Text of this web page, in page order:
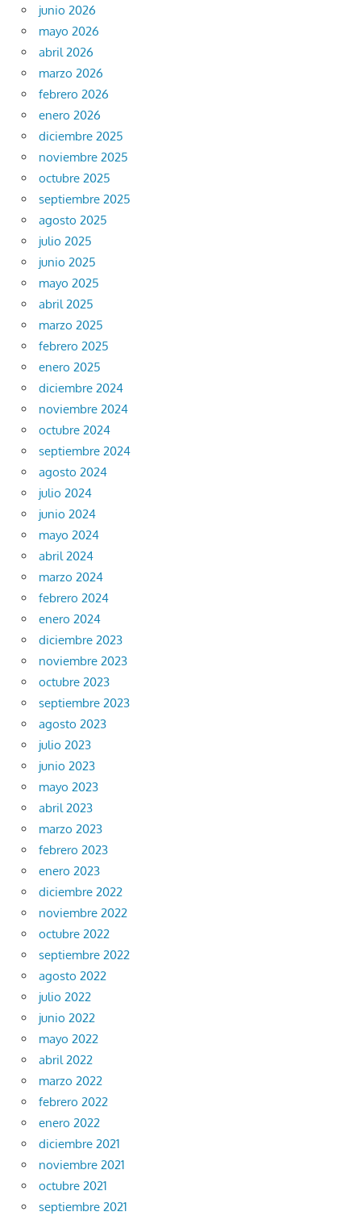
junio 2026
mayo 2026
abril 2026
marzo 2026
febrero 2026
enero 2026
diciembre 2025
noviembre 2025
octubre 2025
septiembre 2025
agosto 2025
julio 2025
junio 2025
mayo 2025
abril 2025
marzo 2025
febrero 2025
enero 2025
diciembre 2024
noviembre 2024
octubre 2024
septiembre 2024
agosto 2024
julio 2024
junio 2024
mayo 2024
abril 2024
marzo 2024
febrero 2024
enero 2024
diciembre 2023
noviembre 2023
octubre 2023
septiembre 2023
agosto 2023
julio 2023
junio 2023
mayo 2023
abril 2023
marzo 2023
febrero 2023
enero 2023
diciembre 2022
noviembre 2022
octubre 2022
septiembre 2022
agosto 2022
julio 2022
junio 2022
mayo 2022
abril 2022
marzo 2022
febrero 2022
enero 2022
diciembre 2021
noviembre 2021
octubre 2021
septiembre 2021